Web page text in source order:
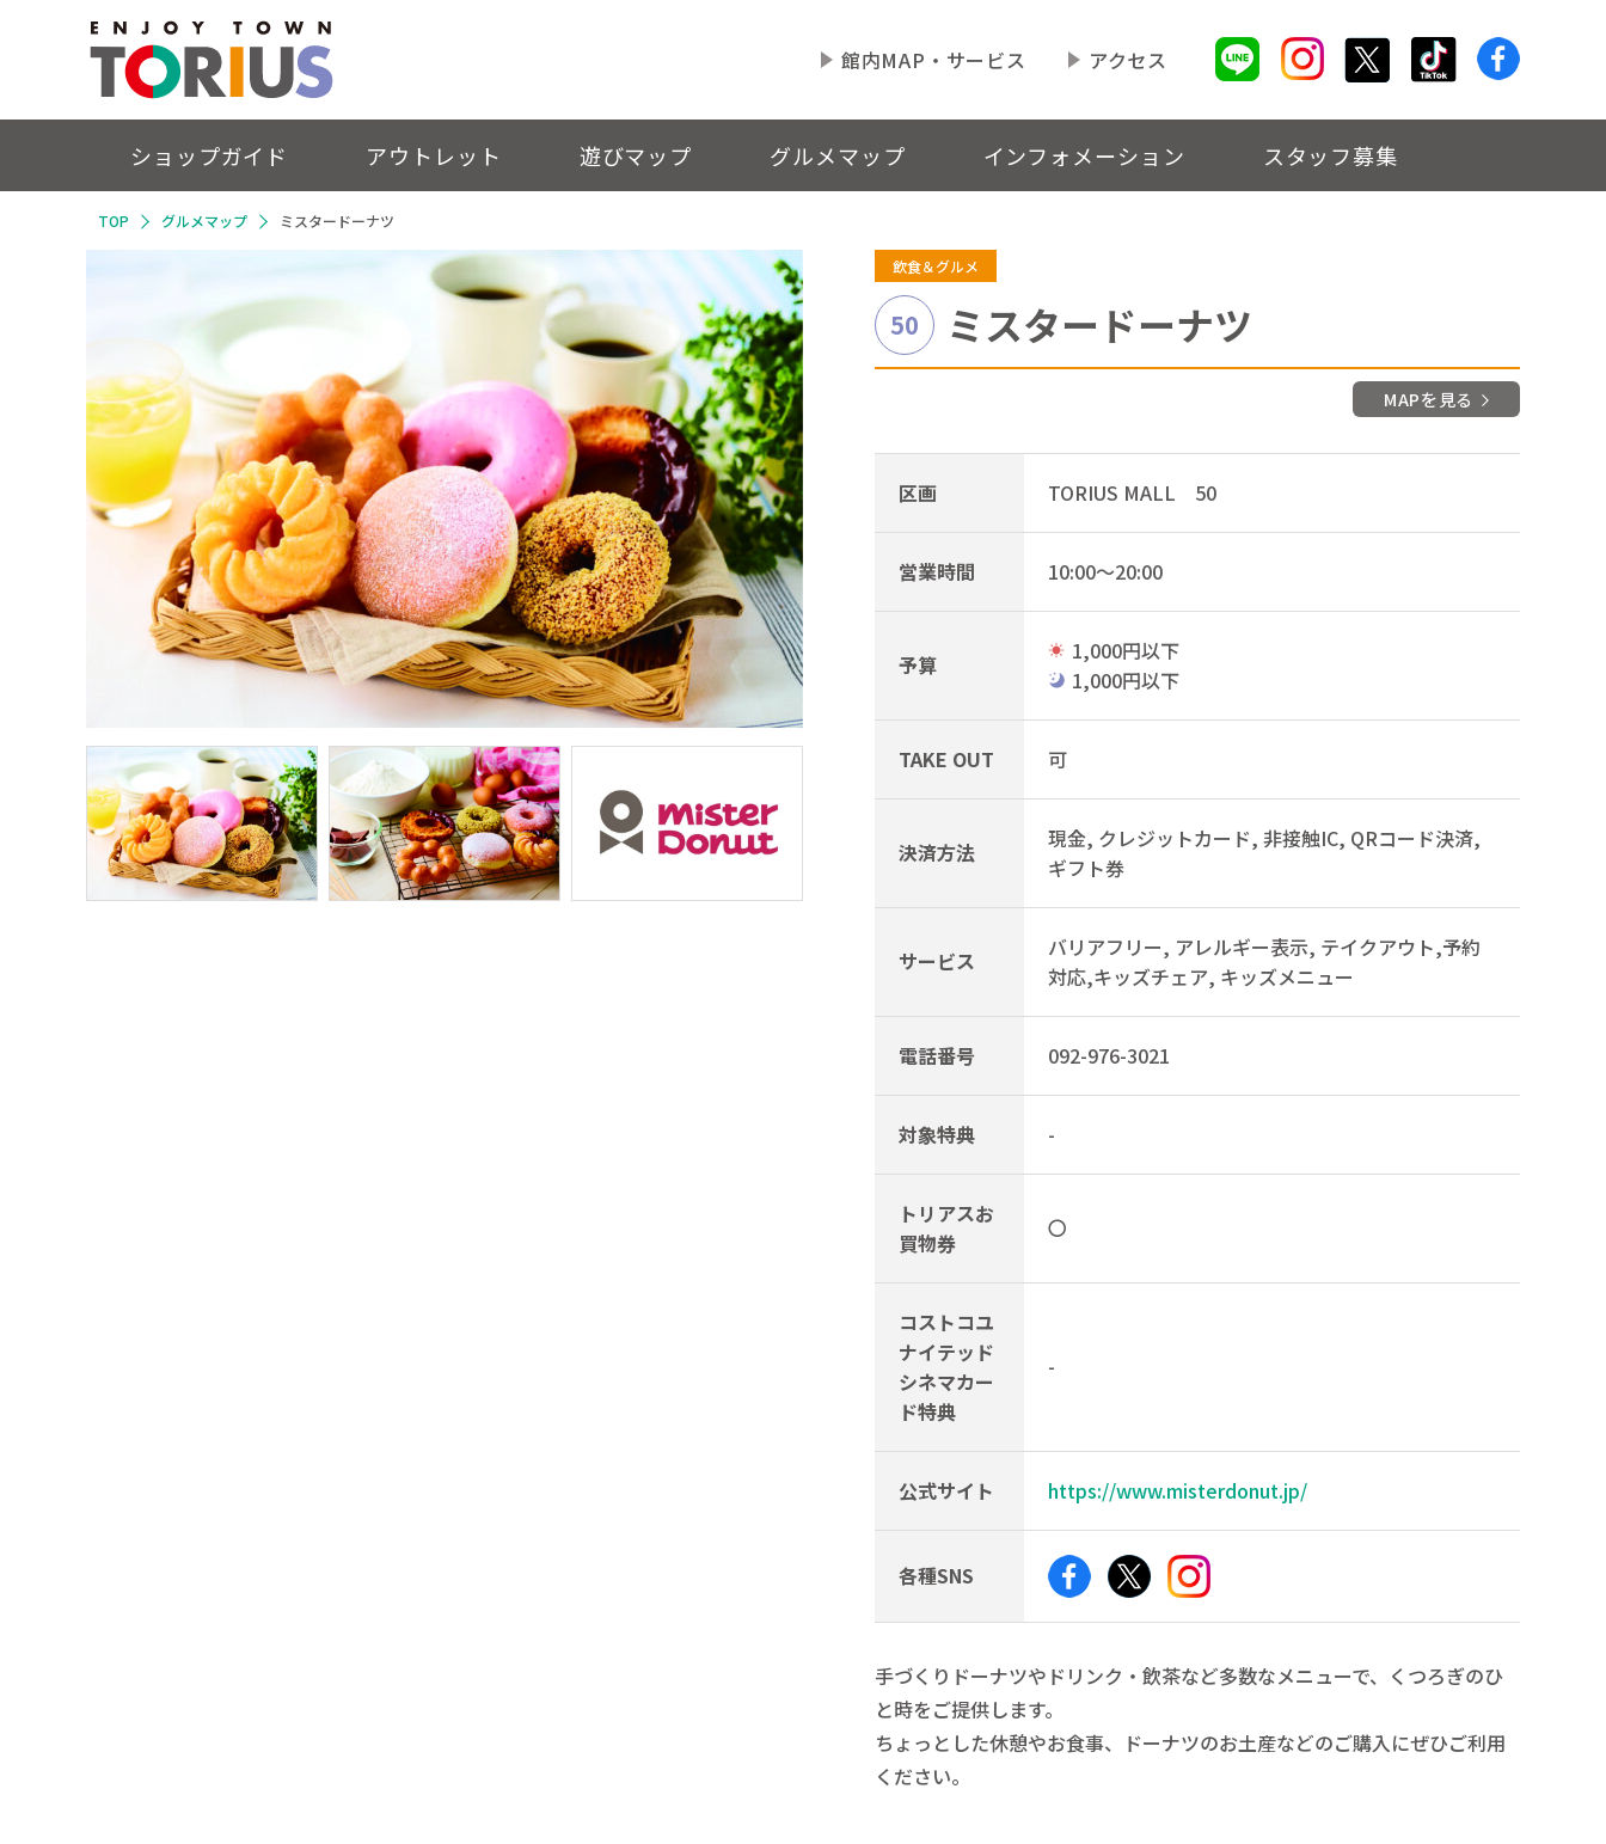
館内MAP・サービス アクセス
ショップガイド アウトレット 遊びマップ グルメマップ インフォメーション スタッフ募集
TOP グルメマップ ミスタードーナツ
飲食＆グルメ
50 ミスタードーナツ
MAPを見る
区画 TORIUS MALL 50
営業時間 10:00～20:00
予算
1,000円以下
1,000円以下
TAKE OUT 可
決済方法
現金, クレジットカード, 非接触IC, QRコード決済,
ギフト券
サービス
バリアフリー, アレルギー表示, テイクアウト,予約
対応,キッズチェア, キッズメニュー
電話番号 092-976-3021
対象特典 -
トリアスお
買物券
〇
コストコユ
ナイテッド
シネマカー
ド特典
-
公式サイト https://www.misterdonut.jp/
各種SNS
手づくりドーナツやドリンク・飲茶など多数なメニューで、くつろぎのひ
と時をご提供します。
ちょっとした休憩やお食事、ドーナツのお土産などのご購入にぜひご利用
ください。